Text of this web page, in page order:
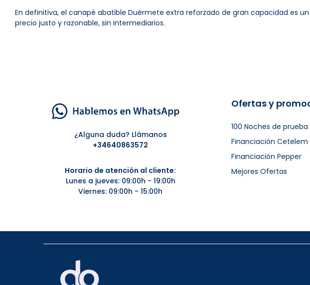
En definitiva, el canapé abatible Duérmete extra reforzado de gran capacidad es
precio justo y razonable, sin intermediarios.
¿Alguna duda? Llámanos
+34640863572
Horario de atención al cliente:
Lunes a jueves: 09:00h - 19:00h
Viernes: 09:00h - 15:00h
Ofertas y
100 Noches de prueba
Financiación Cetelem
Financiación Pepper
Mejores Ofertas